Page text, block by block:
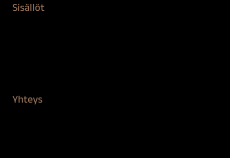
Sisällöt
Yhteys